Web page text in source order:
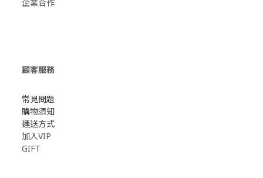
企業合作
顧客服務
常見問題
購物須知
運送方式
加入VIP
GIFT